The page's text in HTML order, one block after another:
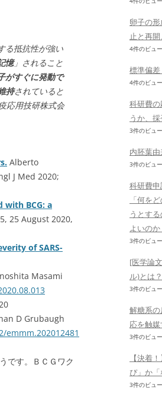
る抵抗性が強い
憶」されること
がすぐに発動で
持されていると
応用技研株式会
Alberto
J Med 2020;
with BCG: a
25 August 2020,
of SARS-
Masami
D Grubaugh
emmm.202012481
です。ＢＣＧワク
卵子の
止と再
4件のビュー
標準偏
4件のビュー
科研費
うか、
3件のビュー
内胚葉
3件のビュー
科研費
「何を
うとす
よいのか
3件のビュー
[医学論
ル)とは？
3件のビュー
解糖系
応を触
3件のビュー
【決着
ぴ」か
3件のビュー